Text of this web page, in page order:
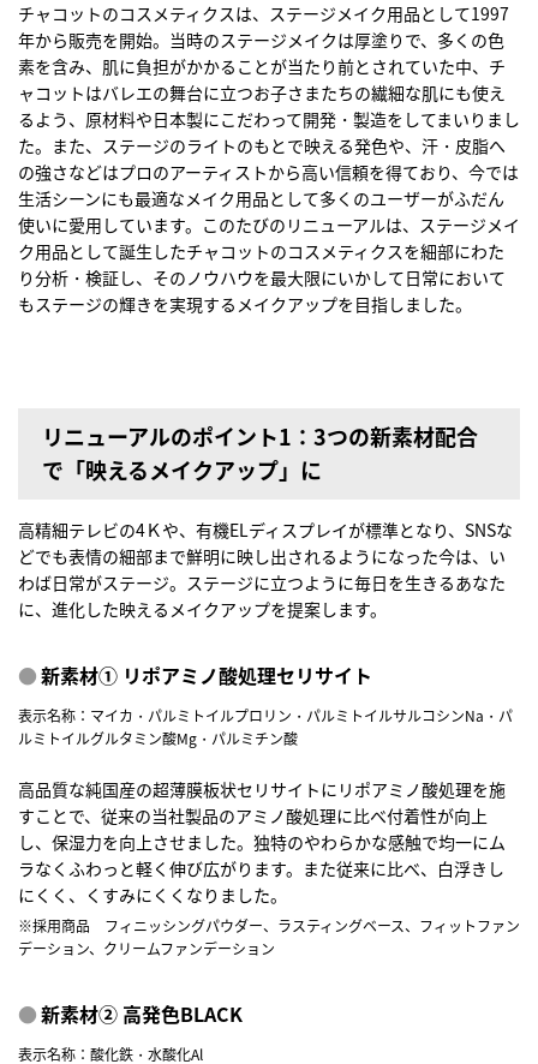
チャコットのコスメティクスは、ステージメイク用品として1997
年から販売を開始。当時のステージメイクは厚塗りで、多くの色
素を含み、肌に負担がかかることが当たり前とされていた中、チ
ャコットはバレエの舞台に立つお子さまたちの繊細な肌にも使え
るよう、原材料や日本製にこだわって開発・製造をしてまいりまし
た。また、ステージのライトのもとで映える発色や、汗・皮脂へ
の強さなどはプロのアーティストから高い信頼を得ており、今では
生活シーンにも最適なメイク用品として多くのユーザーがふだん
使いに愛用しています。このたびのリニューアルは、ステージメイ
ク用品として誕生したチャコットのコスメティクスを細部にわた
り分析・検証し、そのノウハウを最大限にいかして日常において
もステージの輝きを実現するメイクアップを目指しました。
リニューアルのポイント1：3つの新素材配合
で「映えるメイクアップ」に
高精細テレビの4Ｋや、有機ELディスプレイが標準となり、SNSな
どでも表情の細部まで鮮明に映し出されるようになった今は、い
わば日常がステージ。ステージに立つように毎日を生きるあなた
に、進化した映えるメイクアップを提案します。
新素材① リポアミノ酸処理セリサイト
表示名称：マイカ・パルミトイルプロリン・パルミトイルサルコシンNa・パ
ルミトイルグルタミン酸Mg・パルミチン酸
高品質な純国産の超薄膜板状セリサイトにリポアミノ酸処理を施
すことで、従来の当社製品のアミノ酸処理に比べ付着性が向上
し、保湿力を向上させました。独特のやわらかな感触で均一にム
ラなくふわっと軽く伸び広がります。また従来に比べ、白浮きし
にくく、くすみにくくなりました。
※採用商品 フィニッシングパウダー、ラスティングベース、フィットファン
デーション、クリームファンデーション
新素材② 高発色BLACK
表示名称：酸化鉄・水酸化Al